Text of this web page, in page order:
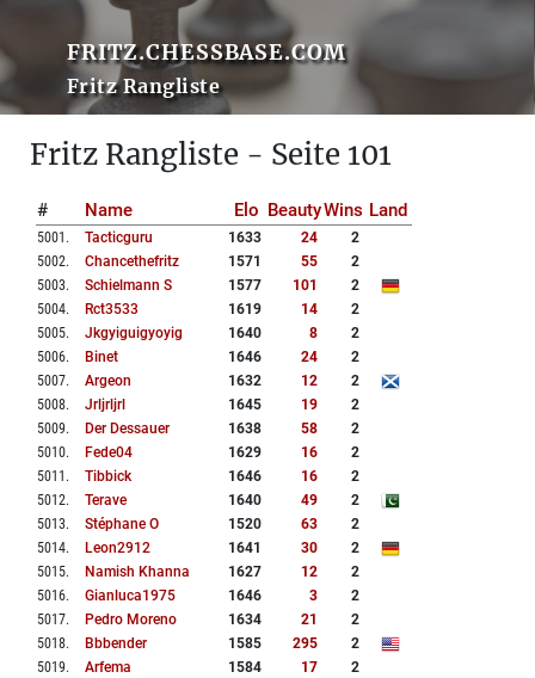
FRITZ.CHESSBASE.COM
Fritz Rangliste
Fritz Rangliste - Seite 101
# Name Elo BeautyWins Land
5001 . Tacticguru 1633 24
2
5002. Chancethefritz 1571 55
2
5003. Schielmann S 1577 101
2
5004. Rct3533 1619 14
2
5005. Jkgyiguigyoyig 1640 8
2
5006. Binet 1646 24
2
5007. Argeon 1632 12
2
5008. Jrljrljrl 1645 19
2
5009. Der Dessauer 1638 58
2
5010. Fede04 1629 16
2
5011 . Tibbick 1646 16
2
5012. Terave 1640 49
2
5013. Stéphane O 1520 63
2
5014. Leon2912 1641 30
2
5015. Namish Khanna 1627 12
2
5016. Gianluca1975 1646 3
2
5017. Pedro Moreno 1634 21
2
5018. Bbbender 1585 295
2
5019. Arfema 1584 17
2